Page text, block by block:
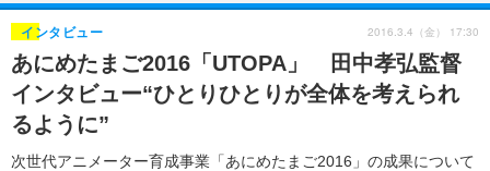
ゲーム グッズ
イベント 海外
海外イベント ビジネス
俳優・タレント アーティスト
ビジネス
アニメ 実写
イベント
ゲーム 座談会
動画
アニメ！アニメ！TV ABEMA Cafe
連載・コラム
あにめたまご2016「UTOPA」 田中孝弘監督
インタビュー“ひとりひとりが全体を考えられ
るように”
次世代アニメーター育成事業「あにめたまご2016」の成果について
インタビュー 2016.3.4（金） 17:30